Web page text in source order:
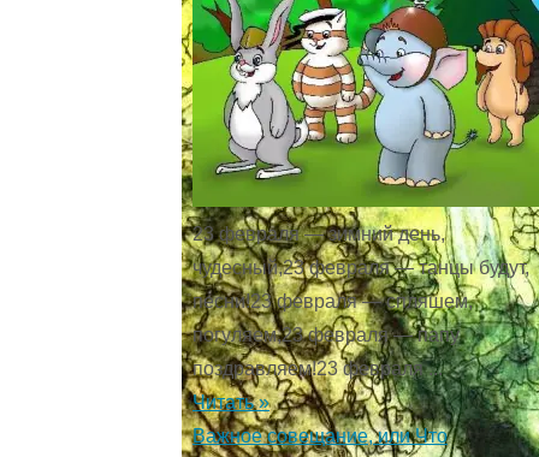
23 февраля — зимний день,
чудесный,23 февраля — танцы будут,
песни!23 февраля — спляшем,
погуляем,23 февраля — папу
поздравляем!23 февраля ...
Читать »
Важное совещание, или Что